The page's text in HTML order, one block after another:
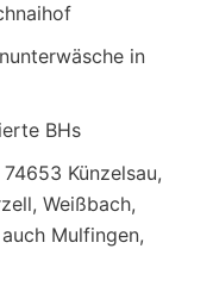
in
BHs
Künzelsau,
Weißbach,
Mulfingen,